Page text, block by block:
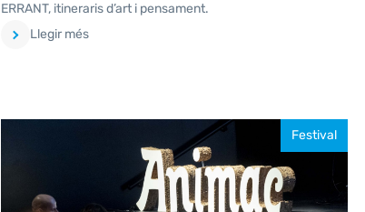
ERRANT, itineraris d’art i pensament.
Llegir més
Festival